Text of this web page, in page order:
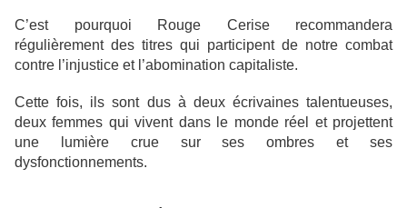
C’est pourquoi Rouge Cerise recommandera
régulièrement des titres qui participent de notre combat
contre l’injustice et l’abomination capitaliste.
Cette fois, ils sont dus à deux écrivaines talentueuses,
deux femmes qui vivent dans le monde réel et projettent
une lumière crue sur ses ombres et ses
dysfonctionnements.